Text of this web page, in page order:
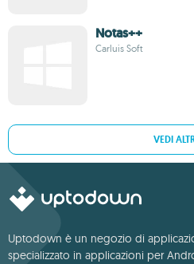
Notas++
Carluis Soft
VEDI
Uptodown è un negozio di
specializzato in applicazioni per